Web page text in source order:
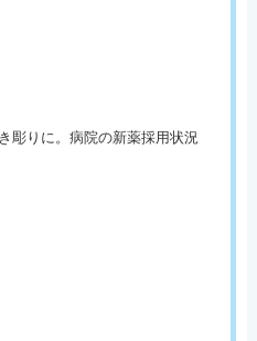
彫りに。病院の新薬採用状況